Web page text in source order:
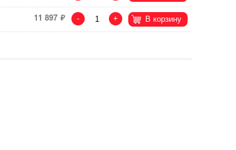
11 897 - + В корзину